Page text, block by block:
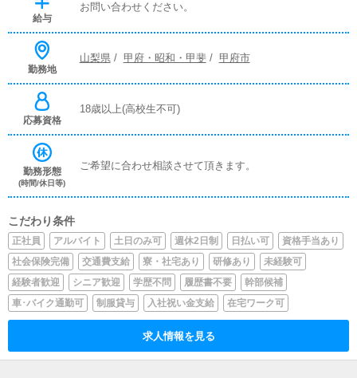
給与
お問い合わせください。
勤務地
山梨県/ 甲府・昭和・甲斐/ 甲府市
応募資格
18歳以上(高校生不可)
勤務形態
(時間/休日等)
ご希望に合わせ相談させて頂きます。
こだわり条件
正社員 アルバイト 土日のみ可 週休2日制 日払い可
資格手当あり
社会保険完備
交通費支給 寮・社宅あり 研修あり
未経験可
経験者歓迎
シニア歓迎 学歴不問 履歴書不要
幹部候補
車･バイク通勤可
制服貸与 入社祝い金支給 在宅ワーク可
求人情報を見る